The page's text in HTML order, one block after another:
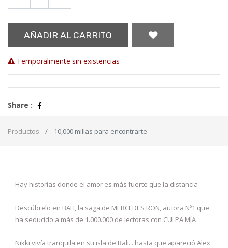
AÑADIR AL CARRITO
Temporalmente sin existencias
Share :
Productos 10,000 millas para encontrarte
Hay historias donde el amor es más fuerte que la distancia
Descúbrelo en BALI, la saga de MERCEDES RON, autora Nº1 que
ha seducido a más de 1.000.000 de lectoras con CULPA MÍA
Nikki vivía tranquila en su isla de Bali... hasta que apareció Alex.